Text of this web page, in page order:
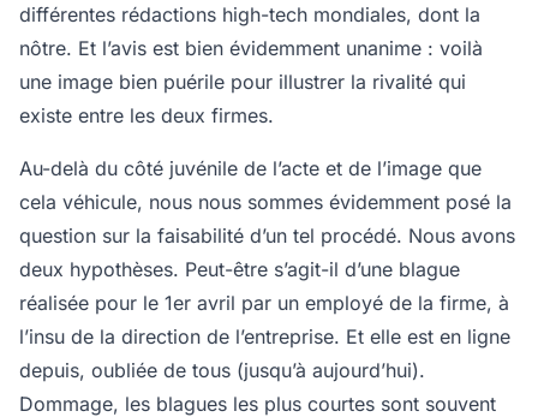
différentes rédactions high-tech mondiales, dont la
nôtre. Et l’avis est bien évidemment unanime : voilà
une image bien puérile pour illustrer la rivalité qui
existe entre les deux firmes.
Au-delà du côté juvénile de l’acte et de l’image que
cela véhicule, nous nous sommes évidemment posé la
question sur la faisabilité d’un tel procédé. Nous avons
deux hypothèses. Peut-être s’agit-il d’une blague
réalisée pour le 1er avril par un employé de la firme, à
l’insu de la direction de l’entreprise. Et elle est en ligne
depuis, oubliée de tous (jusqu’à aujourd’hui).
Dommage, les blagues les plus courtes sont souvent